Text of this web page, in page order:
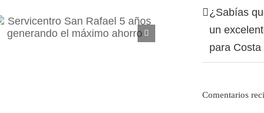
generando el máximo
¿Sabías
un
para Costa
Comentarios